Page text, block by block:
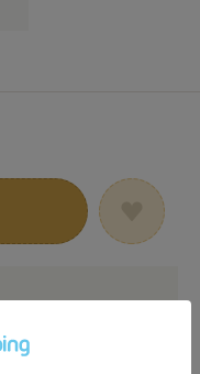
ムからお申し込みください。